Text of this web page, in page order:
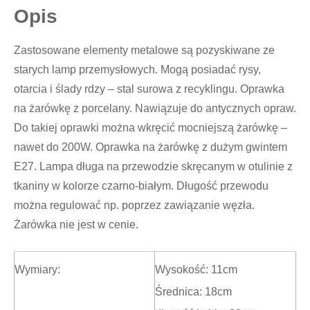
Opis
Zastosowane elementy metalowe są pozyskiwane ze
starych lamp przemysłowych. Mogą posiadać rysy,
otarcia i ślady rdzy – stal surowa z recyklingu. Oprawka
na żarówkę z porcelany. Nawiązuje do antycznych opraw.
Do takiej oprawki można wkręcić mocniejszą żarówkę –
nawet do 200W. Oprawka na żarówkę z dużym gwintem
E27. Lampa długa na przewodzie skręcanym w otulinie z
tkaniny w kolorze czarno-białym. Długość przewodu
można regulować np. poprzez zawiązanie węzła.
Żarówka nie jest w cenie.
Wymiary:
Wysokość: 11cm
Średnica: 18cm